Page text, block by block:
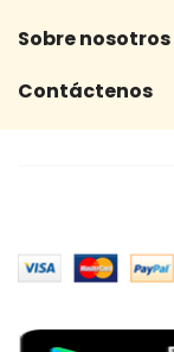
Sobre nosotros
Contáctenos